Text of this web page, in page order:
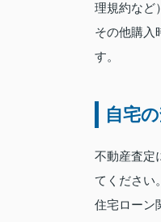
理規約など
その他購入
す。
自宅
不動産査定
てください。
住宅ローン